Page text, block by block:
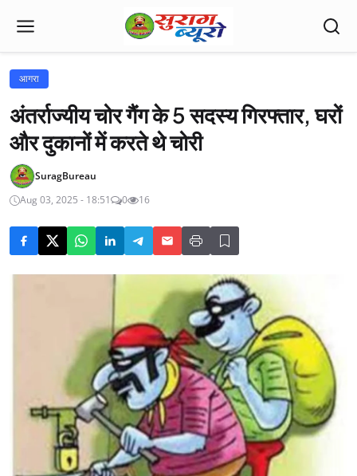
आगरा
अंतर्राज्यीय चोर गैंग के 5 सदस्य गिरफ्तार, घरों
और दुकानों में करते थे चोरी
SuragBureau
Aug 03, 2025 - 18:51
0 16